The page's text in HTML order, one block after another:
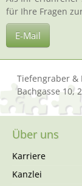
für Ihre Fragen
E-Mail
Tiefengraber &
Bachgasse 10,
Über uns
Karriere
Kanzlei